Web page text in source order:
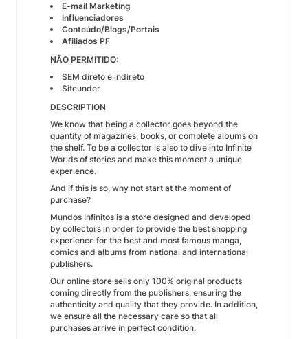
E-mail Marketing
Influenciadores
Conteúdo/Blogs/Portais
Afiliados PF
NÃO PERMITIDO:
SEM direto e indireto
Siteunder
​DESCRIPTION
We know that being a collector goes beyond the
quantity of magazines, books, or complete albums on
the shelf. To be a collector is also to dive into Infinite
Worlds of stories and make this moment a unique
experience.
And if this is so, why not start at the moment of
purchase?
Mundos Infinitos is a store designed and developed
by collectors in order to provide the best shopping
experience for the best and most famous manga,
comics and albums from national and international
publishers.
Our online store sells only 100% original products
coming directly from the publishers, ensuring the
authenticity and quality that they provide. In addition,
we ensure all the necessary care so that all
purchases arrive in perfect condition.